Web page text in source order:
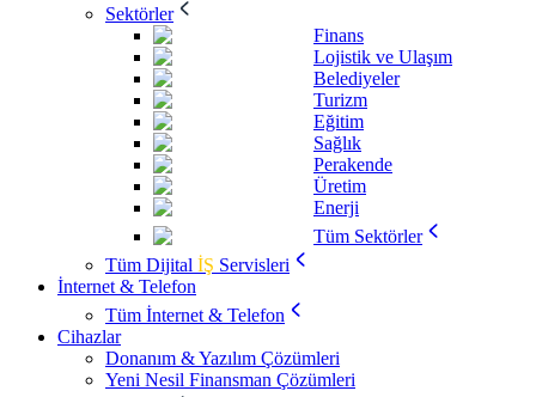
Sektörler
Finans
Lojistik ve Ulaşım
Belediyeler
Turizm
Eğitim
Sağlık
Perakende
Üretim
Enerji
Tüm Sektörler
Tüm Dijital İŞ Servisleri
İnternet & Telefon
Tüm İnternet & Telefon
Cihazlar
Donanım & Yazılım Çözümleri
Yeni Nesil Finansman Çözümleri